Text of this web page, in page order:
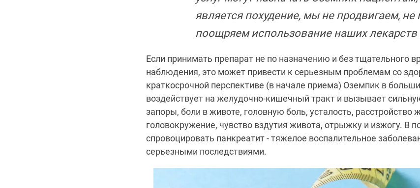
является похудение, мы не продвигаем, не
поощряем использование наших
Если принимать препарат не по назначению и без тщательного
наблюдения, это может привести к серьезным проблемам со
краткосрочной перспективе (в начале приема) Оземпик в
воздействует на желудочно-кишечный тракт и вызывает
запоры, боли в животе, головную боль, усталость, расстройство
головокружение, чувство вздутия живота, отрыжку и изжогу. В
спровоцировать панкреатит - тяжелое воспалительное
серьезными последствиями.